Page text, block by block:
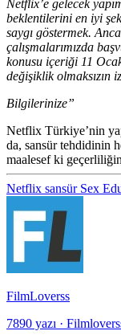
Netflix’e gelecek
beklentilerini en iyi
saygı göstermek.
çalışmalarımızda
konusu içeriği 11
değişiklik olmaksızın
Bilgilerinize”
Netflix Türkiye’nin
da, sansür tehdidinin
maalesef ki
Netflix sansür Sex
FilmLoverss
7890 yazı ·